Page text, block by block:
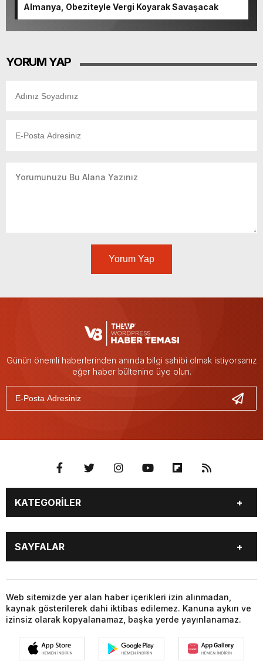
Almanya, Obeziteyle Vergi Koyarak Savaşacak
YORUM YAP
Yorum Yap
Günün önemli haberlerinden anında bilgi sahibi olmak istiyorsanız
eğer haber bültenine üye olun.
KATEGORİLER
BURÇLAR
CANLI BORSA
CANLI SONUÇLAR
COVID-19
FİKSTÜR
FİRMA EKLE
FİRMA REHBERİ
GAZETE OKU
GAZETELER
HABER GÖNDER
HAVA DURUMU
NÖBETÇİ ECZANELER
PARİTELER
POPÜLER GALERİLER
PUAN DURUMU
SAYFALAR
CANLI SONUÇLAR
CANLI TV
COVID-19
FİKSTÜR
FİRMA EKLE
FİRMA REHBERİ
GAZETE OKU
GAZETELER
HABER GÖNDER
HAVA DURUMU
Web sitemizde yer alan haber içerikleri izin alınmadan,
kaynak gösterilerek dahi iktibas edilemez. Kanuna aykırı ve
izinsiz olarak kopyalanamaz, başka yerde yayınlanamaz.